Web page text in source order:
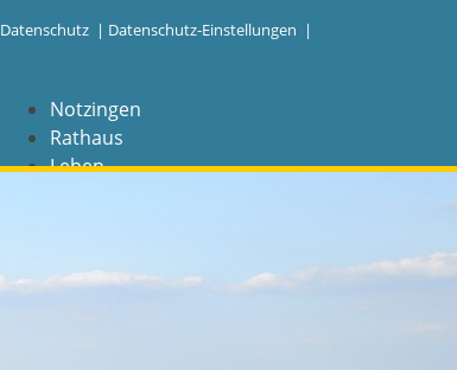
Datenschutz | Datenschutz-Einstellungen |
Notzingen
Rathaus
Leben
NAVIGATION